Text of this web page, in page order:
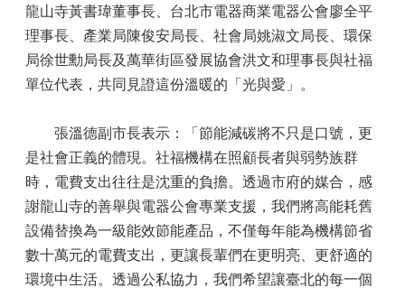
龍山寺黃書瑋董事長、台北市電器商業電器公會廖全平
理事長、產業局陳俊安局長、社會局姚淑文局長、環保
局徐世勳局長及萬華街區發展協會洪文和理事長與社福
單位代表，共同見證這份溫暖的「光與愛」。
張溫德副市長表示：「節能減碳將不只是口號，更
是社會正義的體現。社福機構在照顧長者與弱勢族群
時，電費支出往往是沈重的負擔。透過市府的媒合，感
謝龍山寺的善舉與電器公會專業支援，我們將高能耗舊
設備替換為一級能效節能產品，不僅每年能為機構節省
數十萬元的電費支出，更讓長輩們在更明亮、更舒適的
環境中生活。透過公私協力，我們希望讓臺北的每一個